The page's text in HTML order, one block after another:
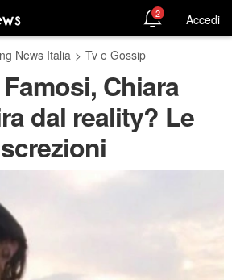
2 Accedi
News Italia > Tv e Gossip
Chiara
dal reality? Le